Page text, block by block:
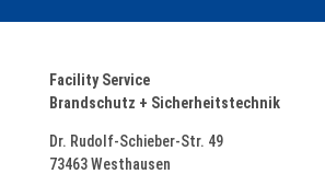
Facility Service
Brandschutz + Sicherheitstechnik
Dr. Rudolf-Schieber-Str. 49
73463 Westhausen